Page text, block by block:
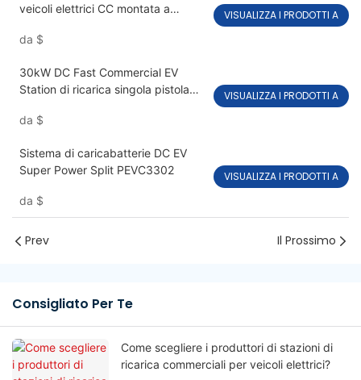
veicoli elettrici CC montata a
1,6J PEVC3106
da $
VISUALIZZA I PRODOTTI A
30kW DC Fast Commercial EV
Station di ricarica singola pistola
da $
VISUALIZZA I PRODOTTI A
Sistema di caricabatterie DC EV
Super Power Split PEVC3302
da $
VISUALIZZA I PRODOTTI A
Prev Il Prossimo
Consigliato Per Te
Come scegliere i produttori di stazioni di
ricarica commerciali per veicoli elettrici?